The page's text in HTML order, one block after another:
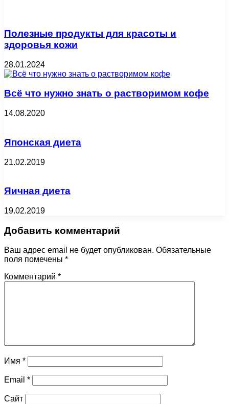
Полезные продукты для красоты и
здоровья кожи
28.01.2024
Всё что нужно знать о растворимом кофе
14.08.2020
Японская диета
21.02.2019
Яичная диета
19.02.2019
Добавить комментарий
Ваш адрес email не будет опубликован. Обязательные
поля помечены *
Комментарий *
Имя *
Email *
Сайт